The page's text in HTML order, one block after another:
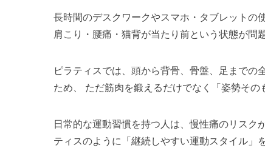
長時間のデスクワークやスマホ・タブレットの
肩こり・腰痛・猫背が当たり前という状態が問
ピラティスでは、頭から背骨、骨盤、足までの
ため、 ただ筋肉を鍛えるだけでなく「姿勢その
日常的な運動習慣を持つ人は、慢性痛のリス
ティスのように「継続しやすい運動スタイル」